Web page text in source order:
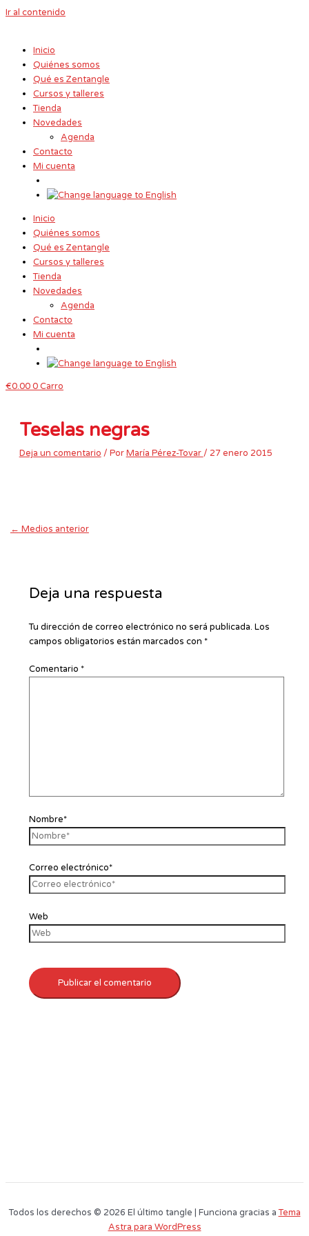
Ir al contenido
Inicio
Quiénes somos
Qué es Zentangle
Cursos y talleres
Tienda
Novedades
Agenda
Contacto
Mi cuenta
Inicio
Quiénes somos
Qué es Zentangle
Cursos y talleres
Tienda
Novedades
Agenda
Contacto
Mi cuenta
€0.000Carro
Teselas negras
Deja un comentario / PorMaría Pérez-Tovar / 27 enero 2015
← Medios anterior
Deja una respuesta
Tu dirección de correo electrónico no será publicada. Los
campos obligatorios están marcados con *
Comentario *
Nombre*
Correo electrónico*
Web
Todos los derechos © 2026 El último tangle | Funciona gracias aTema
Astra para WordPress